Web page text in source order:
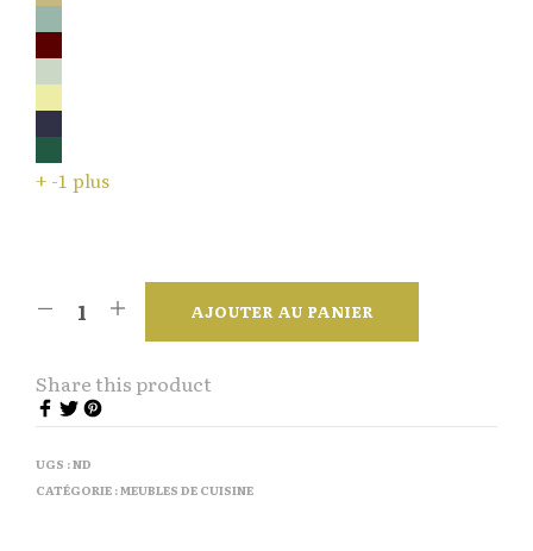
+ -1 plus
AJOUTER AU PANIER
Share this product
UGS :ND
CATÉGORIE :MEUBLES DE CUISINE